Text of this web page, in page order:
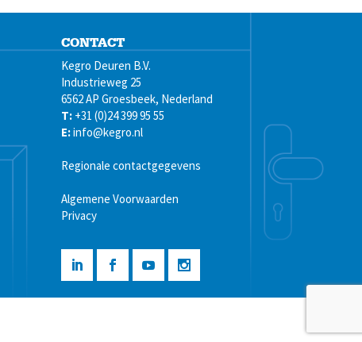
CONTACT
Kegro Deuren B.V.
Industrieweg 25
6562 AP Groesbeek, Nederland
T: +31 (0)24 399 95 55
E:info@kegro.nl
Regionale contactgegevens
Algemene Voorwaarden
Privacy